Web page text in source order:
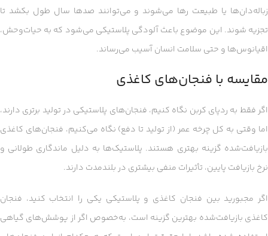
زباله‌دان‌ها یا طبیعت رها می‌شوند و می‌توانند صدها سال طول بکشد تا
تجزیه شوند. این موضوع باعث آلودگی پلاستیکی می‌شود که به حیات‌وحش،
اقیانوس‌ها و حتی سلامت انسان آسیب می‌رساند.
مقایسه با فنجان‌های کاغذی
اگر فقط به ردپای کربن نگاه کنیم، فنجان‌های پلاستیکی در تولید برتری دارند،
اما وقتی به کل چرخه عمر (از تولید تا دفع) نگاه می‌کنیم، فنجان‌های کاغذی
بازیافت‌شده گزینه بهتری هستند. پلاستیک‌ها به دلیل ماندگاری طولانی و
نرخ بازیافت پایین، تأثیرات منفی بیشتری در بلندمدت دارند.
اگر مجبورید بین فنجان کاغذی و پلاستیکی یکی را انتخاب کنید، فنجان
کاغذی بازیافت‌شده بهترین گزینه است، به‌خصوص اگر از پوشش‌های گیاهی